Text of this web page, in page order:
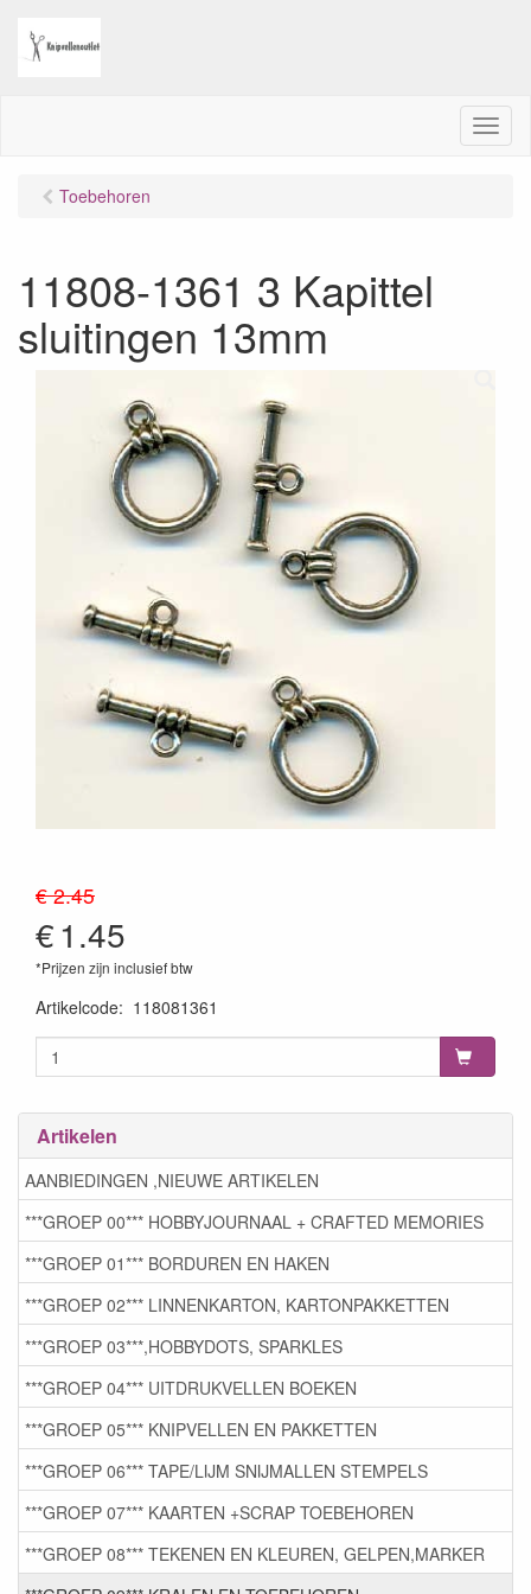
M
e
Toebehoren
11808-1361 3 Kapittel
sluitingen 13mm
€ 2.45
€1.45
*Prijzen zijn inclusief btw
Artikelcode: 118081361
Artikelen
AANBIEDINGEN ,NIEUWE ARTIKELEN
***GROEP 00*** HOBBYJOURNAAL + CRAFTED MEMORIES
***GROEP 01*** BORDUREN EN HAKEN
***GROEP 02*** LINNENKARTON, KARTONPAKKETTEN
***GROEP 03***,HOBBYDOTS, SPARKLES
***GROEP 04*** UITDRUKVELLEN BOEKEN
***GROEP 05*** KNIPVELLEN EN PAKKETTEN
***GROEP 06*** TAPE/LIJM SNIJMALLEN STEMPELS
***GROEP 07*** KAARTEN +SCRAP TOEBEHOREN
***GROEP 08*** TEKENEN EN KLEUREN, GELPEN,MARKER